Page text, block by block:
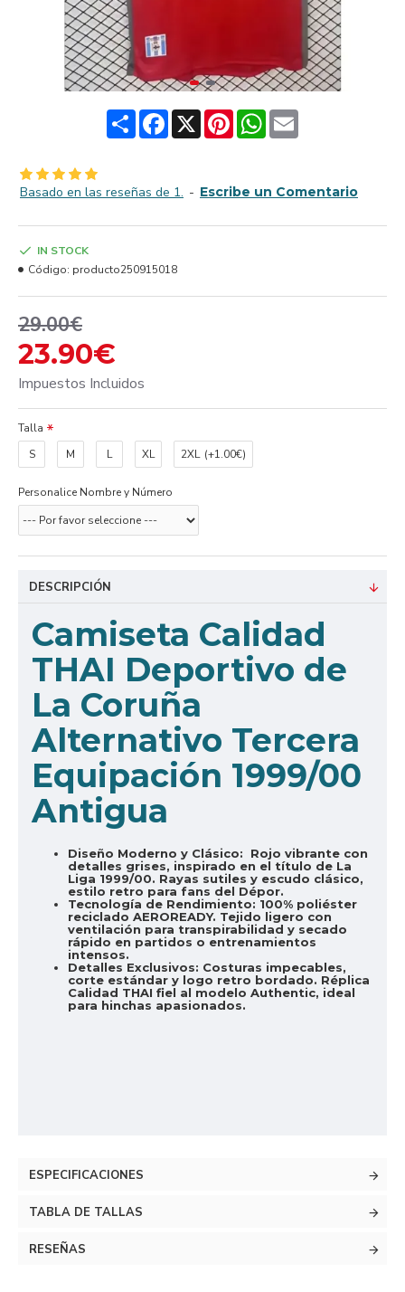
ShareFacebook
X PinterestWhatsApp
Email
Basado en las reseñas de 1. - Escribe un Comentario
23.90€
29.00€
Impuestos Incluidos
IN STOCK
Código: producto250915018
Talla
S
M L XL 2XL (+1.00€)
Personalice Nombre y Número
DESCRIPCIÓN
Camiseta Calidad
THAI Deportivo de
La Coruña
Alternativo Tercera
Equipación 1999/00
Antigua
Diseño Moderno y Clásico:
Rojo vibrante con
detalles grises, inspirado en el título de La
Liga 1999/00. Rayas sutiles y escudo clásico,
estilo retro para fans del Dépor.
Tecnología de Rendimiento: 100% poliéster
reciclado AEROREADY. Tejido ligero con
ventilación para transpirabilidad y secado
rápido en partidos o entrenamientos
intensos.
Detalles Exclusivos: Costuras impecables,
corte estándar y logo retro bordado. Réplica
Calidad THAI fiel al modelo Authentic, ideal
para hinchas apasionados.
ESPECIFICACIONES
TABLA DE TALLAS
RESEÑAS